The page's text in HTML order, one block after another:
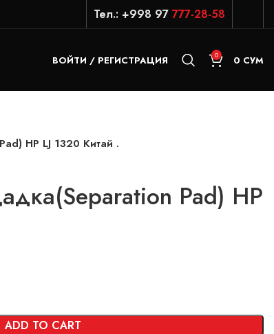
Тел.: +998 97 777-28-58
ВОЙТИ / РЕГИСТРАЦИЯ 0 0 СУМ
HP LJ 1320 Китай .
Pad) HP
ADD TO CART